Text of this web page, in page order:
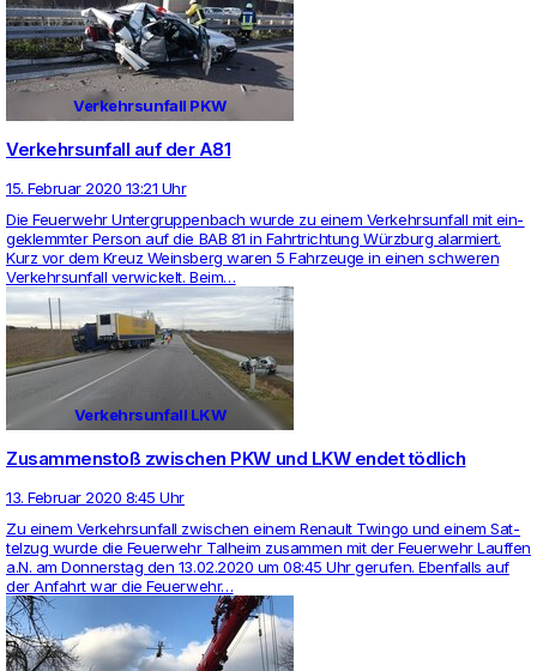
Verkehrsunfall PKW
Verkehrsunfall auf der A81
15. Februar 2020 13:21 Uhr
Die Feu­er­wehr Unter­grup­pen­bach wurde zu einem Ver­kehrs­un­fall mit ein­
ge­klemmter Person auf die BAB 81 in Fahrt­rich­tung Würzburg alar­miert.
Kurz vor dem Kreuz Weins­berg waren 5 Fahr­zeuge in einen schweren
Ver­kehrs­un­fall ver­wi­ckelt. Beim…
Verkehrsunfall LKW
Zusammenstoß zwischen PKW und LKW endet tödlich
13. Februar 2020 8:45 Uhr
Zu einem Ver­kehrs­un­fall zwi­schen einem Renault Twingo und einem Sat­
telzug wurde die Feu­er­wehr Tal­heim zusammen mit der Feu­er­wehr Lauffen
a.N. am Don­nerstag den 13.02.2020 um 08:45 Uhr gerufen. Eben­falls auf
der Anfahrt war die Feu­er­wehr…